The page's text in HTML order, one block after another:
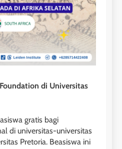
di Universitas
gratis bagi
di universitas-universitas
Pretoria. Beasiswa ini